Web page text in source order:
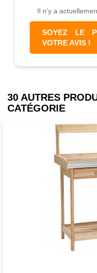
Il n'y a
SOYEZ LE
VOTRE AVIS !
30 AUTRES
CATÉGORIE